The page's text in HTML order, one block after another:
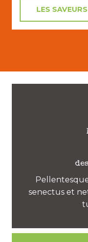
LES SAVEURS
senectus et